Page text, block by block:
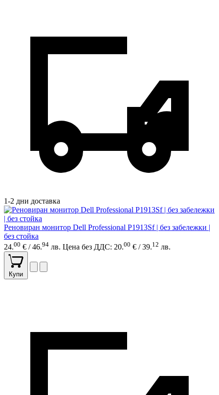
1-2 дни доставка
Реновиран монитор Dell Professional P1913Sf | без забележки |
без стойка
24.00 € / 46.94 лв. Цена без ДДС: 20.00 € / 39.12 лв.
Купи